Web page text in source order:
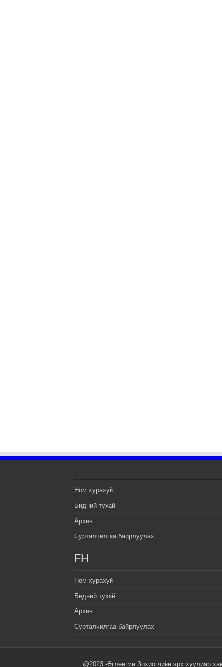
Ном хурахуй
Бидний тухай
Архив
Сурталчилгаа байрлуулах
FH
Ном хурахуй
Бидний тухай
Архив
Сурталчилгаа байрлуулах
@2023 -Өглөө.мн Зохиогчийн эрх хуулиар